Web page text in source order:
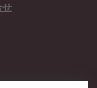
せ